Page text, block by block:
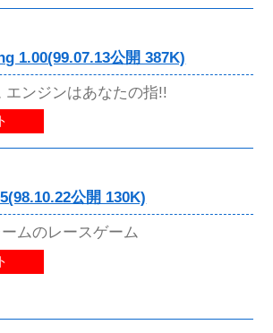
1.00(99.07.13公開 387K)
エンジンはあなたの指!!
公開 130K)
ムのレースゲーム